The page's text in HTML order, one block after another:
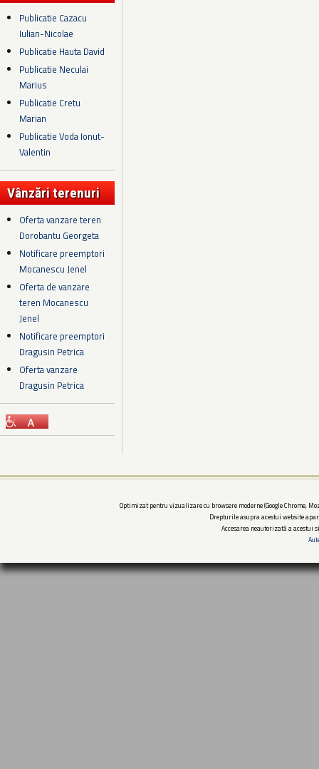
Publicatie Cazacu
Iulian-Nicolae
Publicatie Hauta David
Publicatie Neculai
Marius
Publicatie Cretu
Marian
Publicatie Voda Ionut-
Valentin
Vânzări terenuri
Oferta vanzare teren
Dorobantu Georgeta
Notificare preemptori
Mocanescu Jenel
Oferta de vanzare
teren Mocanescu
Jenel
Notificare preemptori
Dragusin Petrica
Oferta vanzare
Dragusin Petrica
Optimizat pentru vizualizare cu browsere moderne (Google Chrome,
Drepturile asupra acestui website
Accesarea neautorizată a acestui